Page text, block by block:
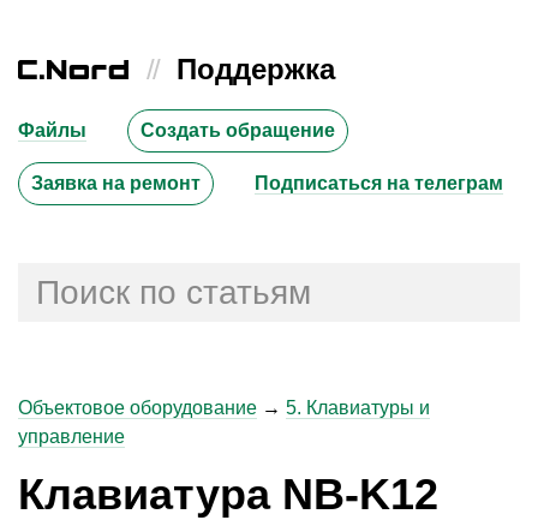
// Поддержка
Файлы Создать обращение
Заявка на ремонт Подписаться на телеграм
Объектовое оборудование → 5. Клавиатуры и
управление
Клавиатура NB-K12